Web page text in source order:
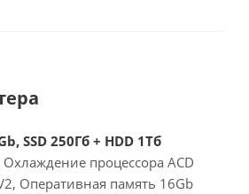
SSD 250Гб + HDD 1Тб
процессора ACD
Оперативная память 16Gb